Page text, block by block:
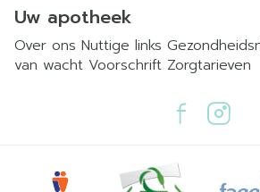
Uw apotheek
Over ons Nuttige links
van wacht Voorschrift Zorgtarieven